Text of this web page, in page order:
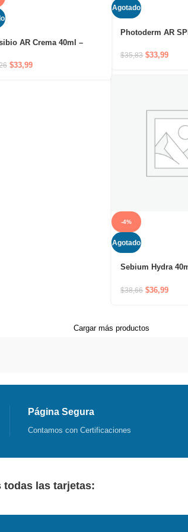
Agotado
Photoderm AR
protección para
$35,83 $33,99
AR Crema 40ml –
duración
$33,99
-4%
Agotado
Sebium Hydra
la piel debilitada
$38,66 $36,99
Cargar más productos
Página Segura
Contamos con Certificaciones
todas las tarjetas: